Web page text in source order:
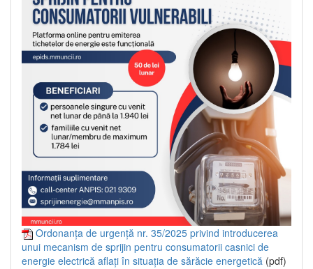
Ordonanța de urgență nr. 35/2025 privind introducerea
unui mecanism de sprijin pentru consumatorii casnici de
energie electrică aflați în situația de sărăcie energetică (pdf)